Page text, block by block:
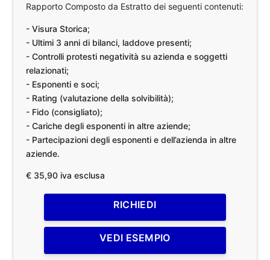
Rapporto Composto da Estratto dei seguenti contenuti:
- Visura Storica;
- Ultimi 3 anni di bilanci, laddove presenti;
- Controlli protesti negatività su azienda e soggetti
relazionati;
- Esponenti e soci;
- Rating (valutazione della solvibilità);
- Fido (consigliato);
- Cariche degli esponenti in altre aziende;
- Partecipazioni degli esponenti e dell’azienda in altre
aziende.
€ 35,90 iva esclusa
RICHIEDI
VEDI ESEMPIO